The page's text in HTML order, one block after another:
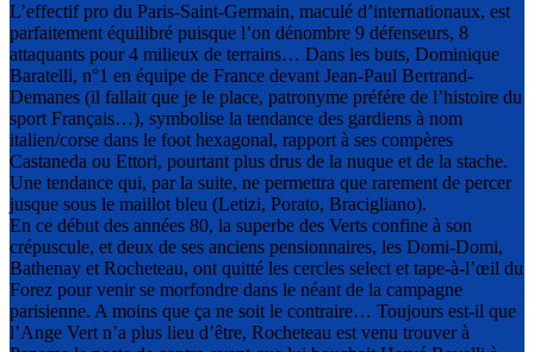
L’effectif pro du Paris-Saint-Germain, maculé d’internationaux, est
parfaitement équilibré puisque l’on dénombre 9 défenseurs, 8
attaquants pour 4 milieux de terrains… Dans les buts, Dominique
Baratelli, n°1 en équipe de France devant Jean-Paul Bertrand-
Demanes (il fallait que je le place, patronyme préfére de l’histoire du
sport Français…), symbolise la tendance des gardiens à nom
italien/corse dans le foot hexagonal, rapport à ses compères
Castaneda ou Ettori, pourtant plus drus de la nuque et de la stache.
Une tendance qui, par la suite, ne permettra que rarement de percer
jusque sous le maillot bleu (Letizi, Porato, Bracigliano).
En ce début des années 80, la superbe des Verts confine à son
crépuscule, et deux de ses anciens pensionnaires, les Domi-Domi,
Bathenay et Rocheteau, ont quitté les cercles select et tape-à-l’œil du
Forez pour venir se morfondre dans le néant de la campagne
parisienne. A moins que ça ne soit le contraire… Toujours est-il que
l’Ange Vert n’a plus lieu d’être, Rocheteau est venu trouver à